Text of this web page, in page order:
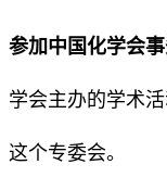
参加中国化学会事
学会主办的学术
这个专委会。